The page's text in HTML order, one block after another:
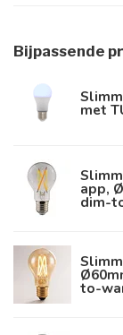
Bijpassende
met
app,
dim-
to-